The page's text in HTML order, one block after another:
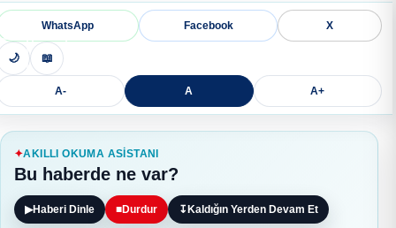
WhatsApp Facebook X
🌙 📖
A- A A+
AKILLI OKUMA ASISTANI
Bu haberde ne var?
▶Haberi Dinle ■Durdur ↧Kaldığın Yerden Devam Et